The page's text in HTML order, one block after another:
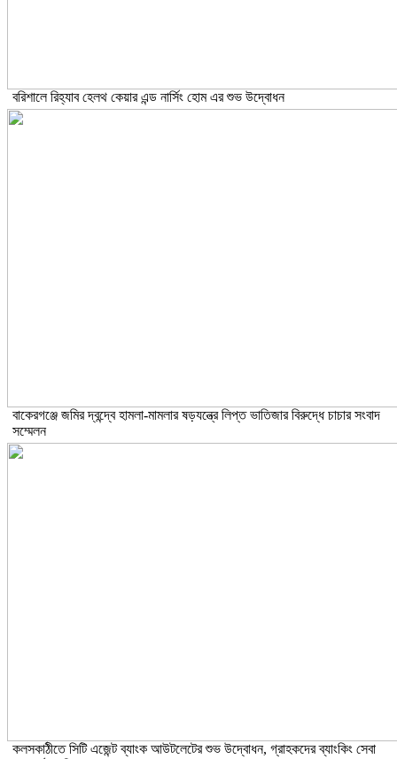
বরিশালে রিহ্যাব হেলথ কেয়ার এন্ড নার্সিং হোম এর শুভ উদ্বোধন
বাকেরগঞ্জে জমির দ্বন্দ্বে হামলা-মামলার ষড়যন্ত্রে লিপ্ত ভাতিজার বিরুদ্ধে চাচার সংবাদ
সম্মেলন
কলসকাঠীতে সিটি এজেন্ট ব্যাংক আউটলেটের শুভ উদ্বোধন, গ্রাহকদের ব্যাংকিং সেবা